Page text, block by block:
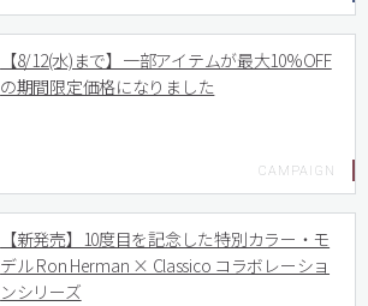
【8/12(水)まで】一部アイテムが最大10%OFF
の期間限定価格になりました
【新発売】10度目を記念した特別カラー・モ
デル Ron Herman × Classico コラボレーショ
ンシリーズ